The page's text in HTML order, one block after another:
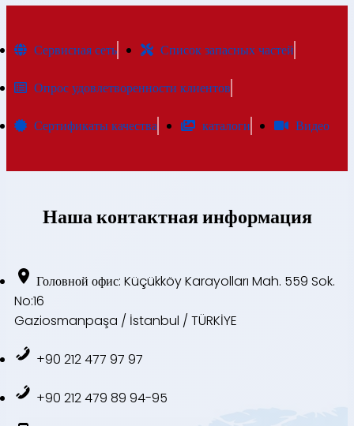
Сервисная сеть Список запасных частей
Опрос удовлетворенности клиентов
Сертификаты качества каталоги Видео
Наша контактная информация
Головной офис: Küçükköy Karayolları Mah. 559 Sok.
No:16
Gaziosmanpaşa / İstanbul / TÜRKİYE
+90 212 477 97 97
+90 212 479 89 94-95